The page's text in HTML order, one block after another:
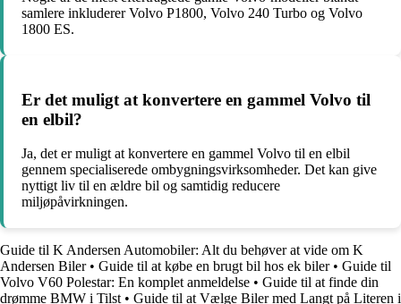
samlere inkluderer Volvo P1800, Volvo 240 Turbo og Volvo
1800 ES.
Er det muligt at konvertere en gammel Volvo til
en elbil?
Ja, det er muligt at konvertere en gammel Volvo til en elbil
gennem specialiserede ombygningsvirksomheder. Det kan give
nyttigt liv til en ældre bil og samtidig reducere
miljøpåvirkningen.
Guide til K Andersen Automobiler: Alt du behøver at vide om K
Andersen Biler• Guide til at købe en brugt bil hos ek biler• Guide til
Volvo V60 Polestar: En komplet anmeldelse • Guide til at finde din
drømme BMW i Tilst • Guide til at Vælge Biler med Langt på Literen i